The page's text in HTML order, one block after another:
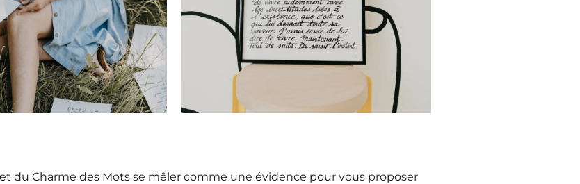
du Charme des Mots se mêler comme une évidence pour vous proposer